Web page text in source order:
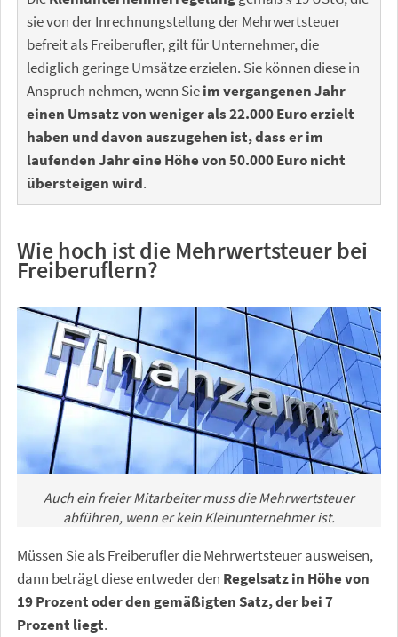
sie von der Inrechnungstellung der Mehrwertsteuer
befreit als Freiberufler, gilt für Unternehmer, die
lediglich geringe Umsätze erzielen. Sie können diese in
Anspruch nehmen, wenn Sieim vergangenen Jahr
einen Umsatz von weniger als 22.000 Euro erzielt
haben und davon auszugehen ist, dass er im
laufenden Jahr eine Höhe von 50.000 Euro nicht
übersteigen wird.
Wie hoch ist die Mehrwertsteuer bei
Freiberuflern?
Auch ein freier Mitarbeiter muss die Mehrwertsteuer
abführen, wenn er kein Kleinunternehmer ist.
Müssen Sie als Freiberufler die Mehrwertsteuer ausweisen,
dann beträgt diese entweder den Regelsatz in Höhe von
19 Prozent oder den gemäßigten Satz, der bei 7
Prozent liegt.